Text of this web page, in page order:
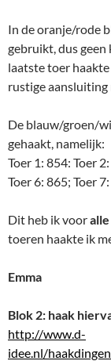
In de oranje/rode
gebruikt, dus geen
laatste toer
rustige aansluiting
De blauw/groen/
gehaakt, namelijk:
Toer 1: 854: Toer
Toer 6: 865; Toer
Dit heb ik voor
toeren haakte ik
Emma
Blok 2: haak
http://www.d-
idee.nl/